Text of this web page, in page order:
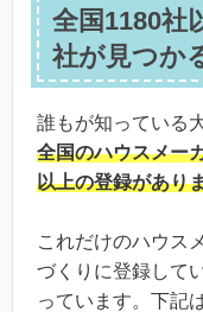
全国1180社
社が見つか
誰もが知っている
全国のハウスメー
以上の登録があり
これだけのハウス
づくりに登録して
っています。下記